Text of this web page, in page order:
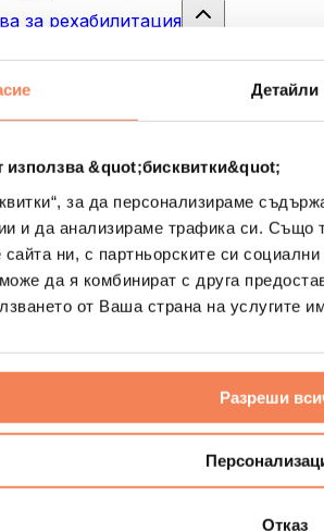
Детайли
използва &quot;бисквитки&quot;
за да персонализираме
и да анализираме трафика си. Също
сайта ни, с партньорските си
да я комбинират с друга
от Ваша страна на услугите
Разреши
Отказ
за рехабилитация
за храна
вида дейност